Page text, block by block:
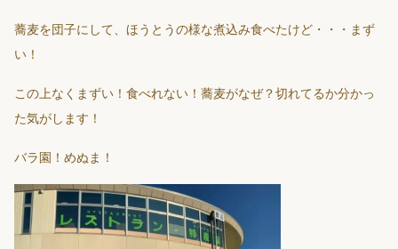
蕎麦を団子にして、ほうとうの様な煮込み食べたけど・・・まず
い！
この上なくまずい！食べれない！蕎麦がなぜ？切れてるか分かっ
た気がします！
バラ園！めぬま！